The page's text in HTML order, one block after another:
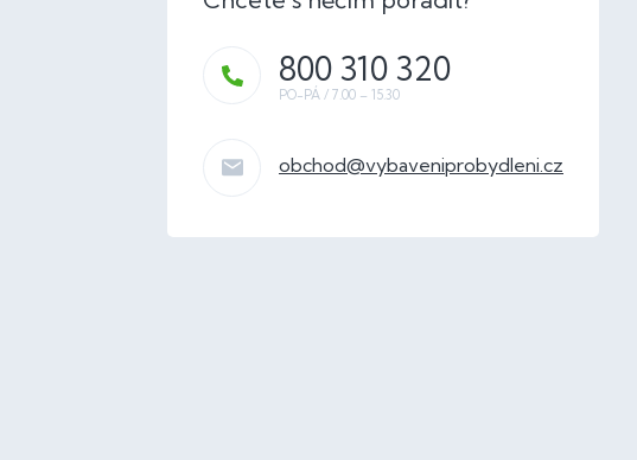
obchod@vybaveniprobydleni.cz
800 310 320